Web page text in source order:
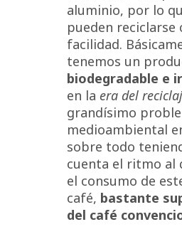
aluminio, por lo
pueden reciclarse
facilidad.
tenemos un
biodegradable e
en la era del
grandísimo
medioambiental
sobre todo
cuenta el ritmo al
el consumo de
café, bastante
del café